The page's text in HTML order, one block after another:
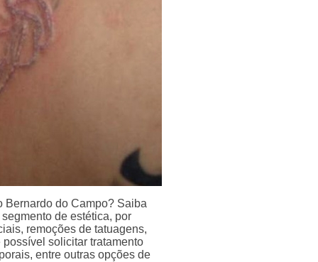
Bernardo do Campo? Saiba
de estética, por
remoções de tatuagens,
solicitar tratamento
entre outras opções de